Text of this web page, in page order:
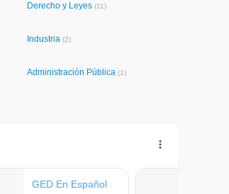
Derecho y Leyes (11)
Industria (2)
Administración Pública (1)